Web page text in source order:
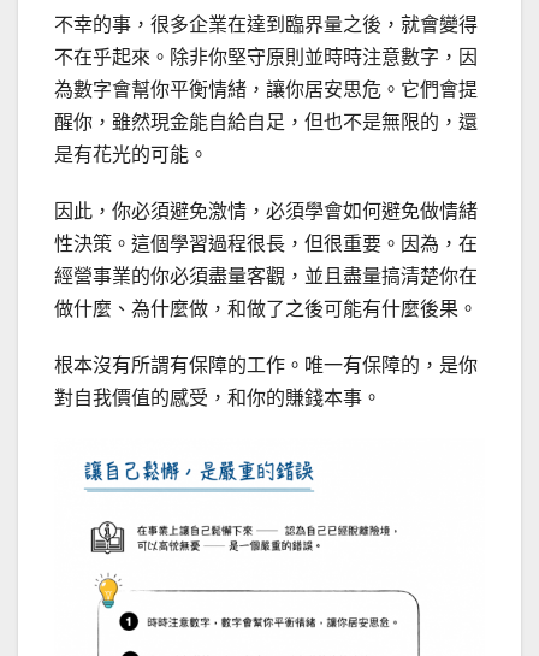
不幸的事，很多企業在達到臨界量之後，就會變得
不在乎起來。除非你堅守原則並時時注意數字，因
為數字會幫你平衡情緒，讓你居安思危。它們會提
醒你，雖然現金能自給自足，但也不是無限的，還
是有花光的可能。
因此，你必須避免激情，必須學會如何避免做情緒
性決策。這個學習過程很長，但很重要。因為，在
經營事業的你必須盡量客觀，並且盡量搞清楚你在
做什麼、為什麼做，和做了之後可能有什麼後果。
根本沒有所謂有保障的工作。唯一有保障的，是你
對自我價值的感受，和你的賺錢本事。